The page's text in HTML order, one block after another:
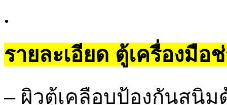
.
รายละเอียด ตู้เครื่องมือ
– ผิวตู้เคลือบป้องกันสนิ